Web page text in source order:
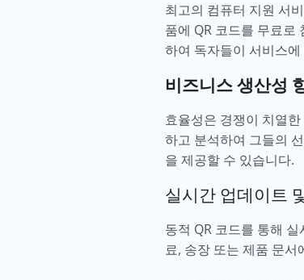
최고의 컴퓨터 지원 서
품에 QR 코드를 무료로
하여 독자들이 서비스
비즈니스 생산성
효율성은 경쟁이 치열
하고 분석하여 그들의
을 제공할 수 있습니다.
실시간 업데이트
동적 QR 코드를 통해
료, 송장 또는 제품 문